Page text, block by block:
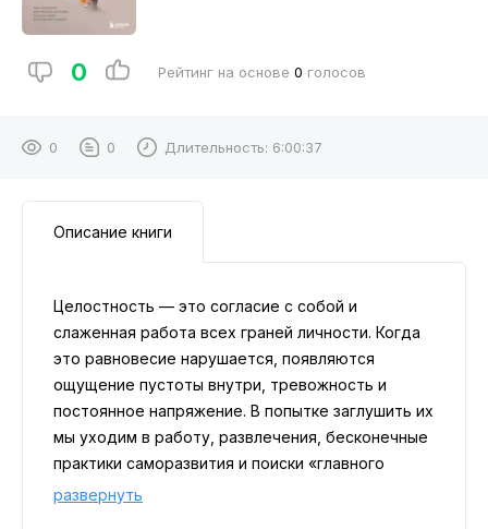
0 Рейтинг на основе 0 голосов
0 0 Длительность: 6:00:37
Описание книги
Целостность — это согласие с собой и
слаженная работа всех граней личности. Когда
это равновесие нарушается, появляются
ощущение пустоты внутри, тревожность и
постоянное напряжение. В попытке заглушить их
мы уходим в работу, развлечения, бесконечные
практики саморазвития и поиски «главного
смысла». Однако вернуть целостность помогает
развернуть